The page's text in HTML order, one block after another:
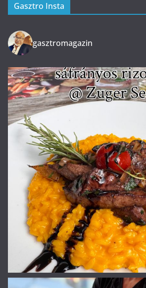
Gasztro Insta
gasztromagazin